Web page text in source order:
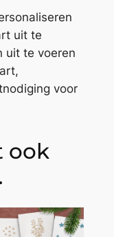
uit te
uit te voeren
voor
ook